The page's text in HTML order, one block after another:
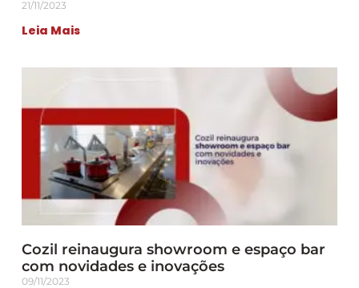
21/11/2023
Leia Mais
Cozil reinaugura showroom e espaço bar
com novidades e inovações
09/11/2023